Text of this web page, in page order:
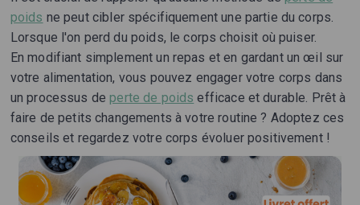
poids ne peut cibler spécifiquement une partie du corps.
Lorsque l'on perd du poids, le corps choisit où puiser.
En modifiant simplement un repas et en gardant un œil sur
votre alimentation, vous pouvez engager votre corps dans
un processus deperte de poids efficace et durable. Prêt à
faire de petits changements à votre routine ? Adoptez ces
conseils et regardez votre corps évoluer positivement !